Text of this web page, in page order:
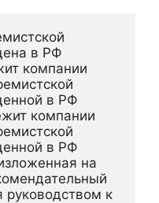
в РФ
компании
в РФ
компании
в РФ
на
руководством к